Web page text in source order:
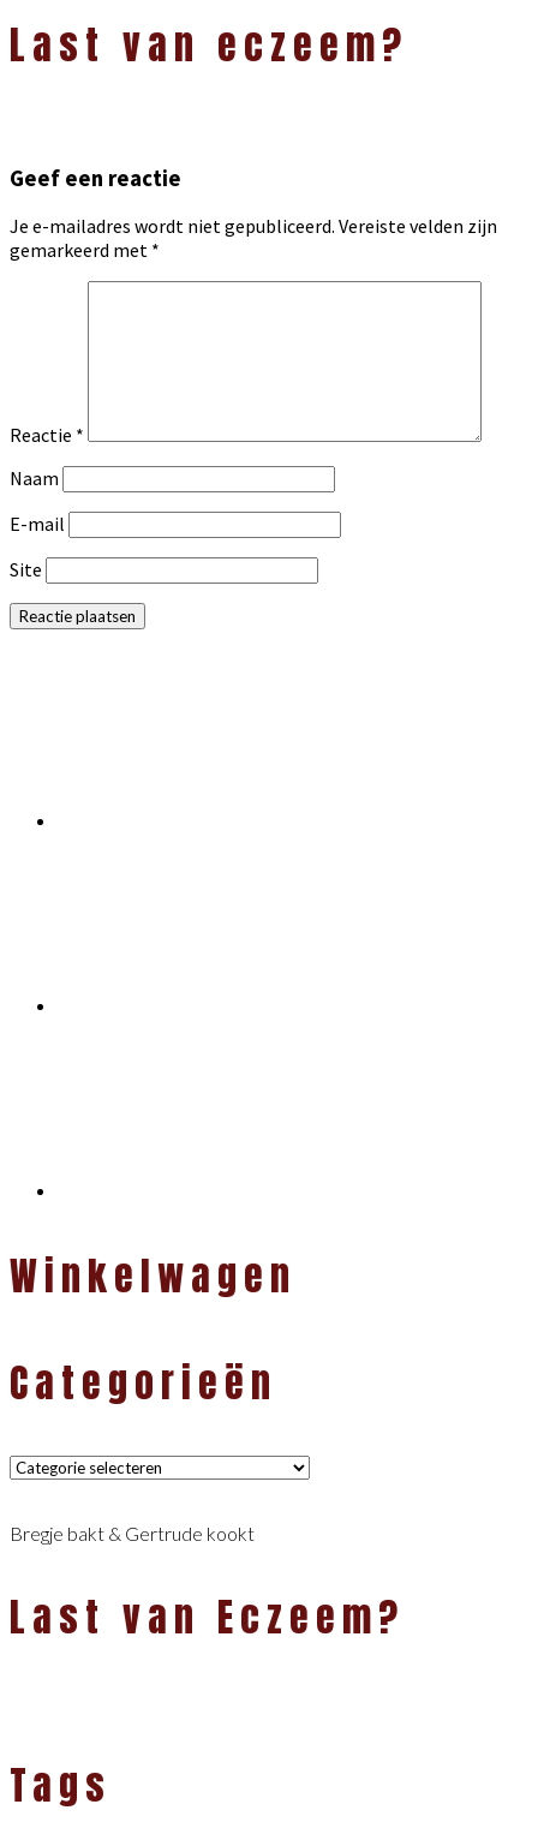
Interacties
Last van eczeem?
Geef een reactie
Je e-mailadres wordt niet gepubliceerd. Vereiste velden zijn
gemarkeerd met *
Reactie *
Naam
E-mail
Site
Winkelwagen
Categorieën
Categorieën
Bregje bakt & Gertrude kookt
Last van Eczeem?
Tags